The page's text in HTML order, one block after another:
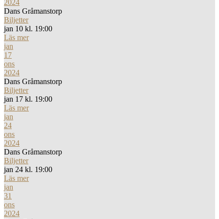
2024
Dans Gråmanstorp
Biljetter
jan 10 kl. 19:00
Läs mer
jan
17
ons
2024
Dans Gråmanstorp
Biljetter
jan 17 kl. 19:00
Läs mer
jan
24
ons
2024
Dans Gråmanstorp
Biljetter
jan 24 kl. 19:00
Läs mer
jan
31
ons
2024